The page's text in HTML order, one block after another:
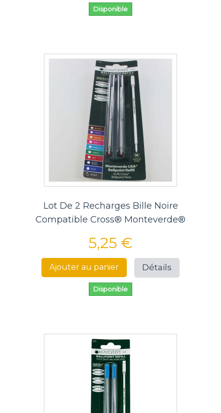
Disponible
Lot De 2 Recharges Bille Noire
Compatible Cross® Monteverde®
5,25 €
Ajouter au panier Détails
Disponible